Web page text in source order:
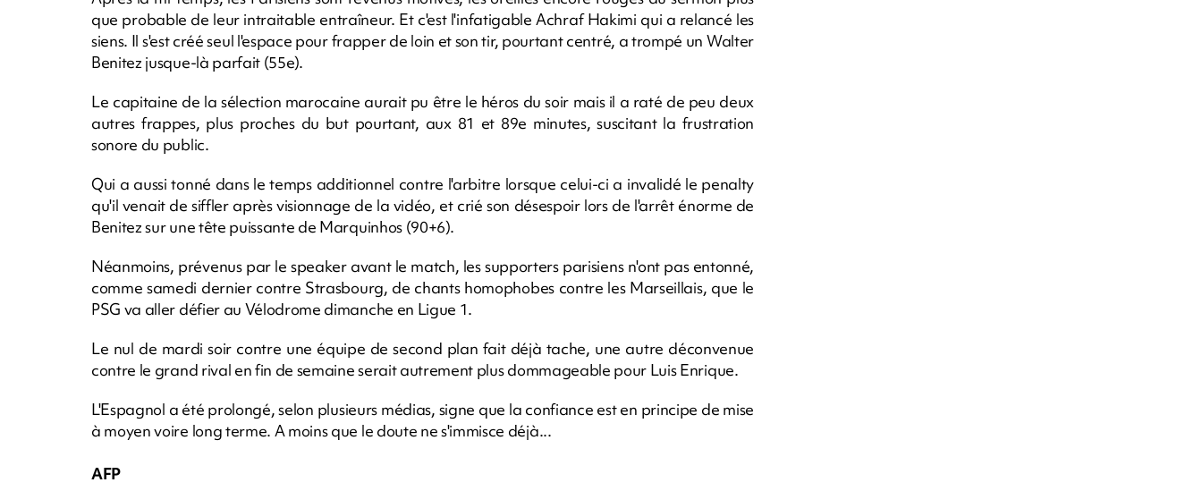
que probable de leur intraitable entraîneur. Et c'est l'infatigable Achraf Hakimi qui a relancé les
siens. Il s'est créé seul l'espace pour frapper de loin et son tir, pourtant centré, a trompé un Walter
Benitez jusque-là parfait (55e).
Le capitaine de la sélection marocaine aurait pu être le héros du soir mais il a raté de peu deux
autres frappes, plus proches du but pourtant, aux 81 et 89e minutes, suscitant la frustration
sonore du public.
Qui a aussi tonné dans le temps additionnel contre l'arbitre lorsque celui-ci a invalidé le penalty
qu'il venait de siffler après visionnage de la vidéo, et crié son désespoir lors de l'arrêt énorme de
Benitez sur une tête puissante de Marquinhos (90+6).
Néanmoins, prévenus par le speaker avant le match, les supporters parisiens n'ont pas entonné,
comme samedi dernier contre Strasbourg, de chants homophobes contre les Marseillais, que le
PSG va aller défier au Vélodrome dimanche en Ligue 1.
Le nul de mardi soir contre une équipe de second plan fait déjà tache, une autre déconvenue
contre le grand rival en fin de semaine serait autrement plus dommageable pour Luis Enrique.
L'Espagnol a été prolongé, selon plusieurs médias, signe que la confiance est en principe de mise
à moyen voire long terme. A moins que le doute ne s'immisce déjà...
AFP